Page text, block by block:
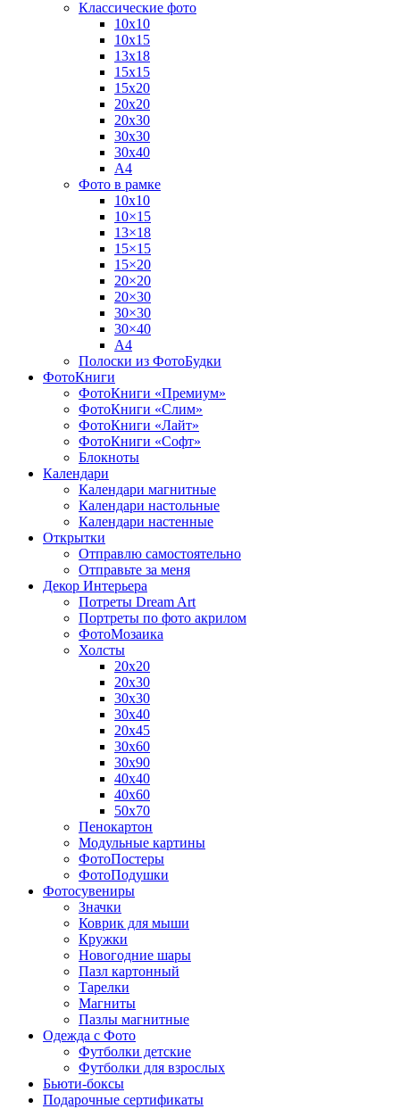
Классические фото
10х10
10х15
13х18
15х15
15х20
20х20
20х30
30х30
30х40
А4
Фото в рамке
10х10
10×15
13×18
15×15
15×20
20×20
20×30
30×30
30×40
A4
Полоски из ФотоБудки
ФотоКниги
ФотоКниги «Премиум»
ФотоКниги «Слим»
ФотоКниги «Лайт»
ФотоКниги «Софт»
Блокноты
Календари
Календари магнитные
Календари настольные
Календари настенные
Открытки
Отправлю самостоятельно
Отправьте за меня
Декор Интерьера
Потреты Dream Art
Портреты по фото акрилом
ФотоМозаика
Холсты
20х20
20х30
30х30
30х40
20х45
30х60
30х90
40х40
40х60
50х70
Пенокартон
Модульные картины
ФотоПостеры
ФотоПодушки
Фотоcувениры
Значки
Коврик для мыши
Кружки
Новогодние шары
Пазл картонный
Тарелки
Магниты
Пазлы магнитные
Одежда с Фото
Футболки детские
Футболки для взрослых
Бьюти-боксы
Подарочные сертификаты